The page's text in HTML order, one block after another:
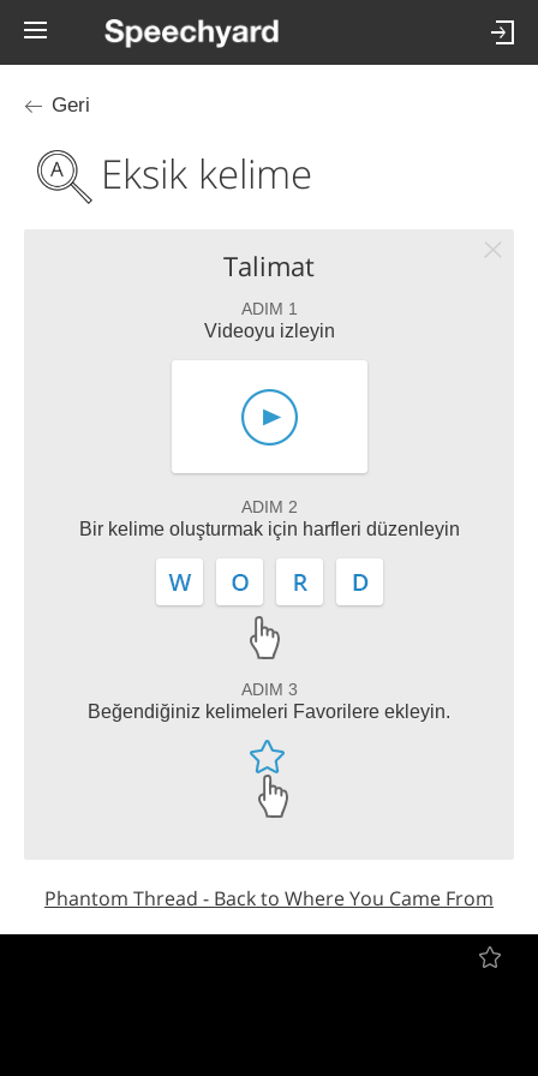
Geri
Eksik kelime
Talimat
ADIM 1
Videoyu izleyin
ADIM 2
Bir kelime oluşturmak için harfleri düzenleyin
ADIM 3
Beğendiğiniz kelimeleri Favorilere ekleyin.
Phantom Thread - Back to Where You Came From